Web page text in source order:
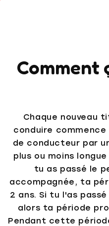
Comment
Chaque nouveau
conduire
de conducteur par
plus ou moins
tu as passé le
accompagnée, ta
2 ans. Si tu l'as
alors ta période
Pendant cette